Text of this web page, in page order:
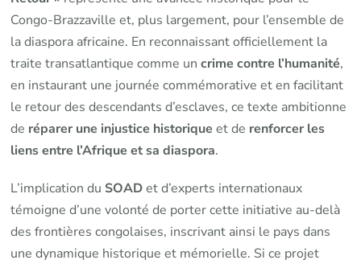
Congo-Brazzaville et, plus largement, pour l’ensemble de
la diaspora africaine. En reconnaissant officiellement la
traite transatlantique comme uncrime contre l’humanité,
en instaurant une journée commémorative et en facilitant
le retour des descendants d’esclaves, ce texte ambitionne
de réparer une injustice historique et de renforcer les
liens entre l’Afrique et sa diaspora.
L’implication du SOADet d’experts internationaux
témoigne d’une volonté de porter cette initiative au-delà
des frontières congolaises, inscrivant ainsi le pays dans
une dynamique historique et mémorielle. Si ce projet